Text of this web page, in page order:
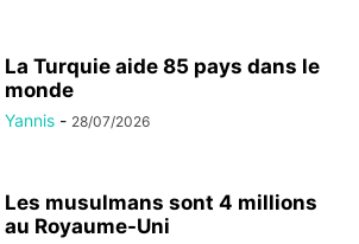
La Turquie aide 85 pays dans le
monde
Yannis - 28/07/2026
Les musulmans sont 4 millions
au Royaume-Uni